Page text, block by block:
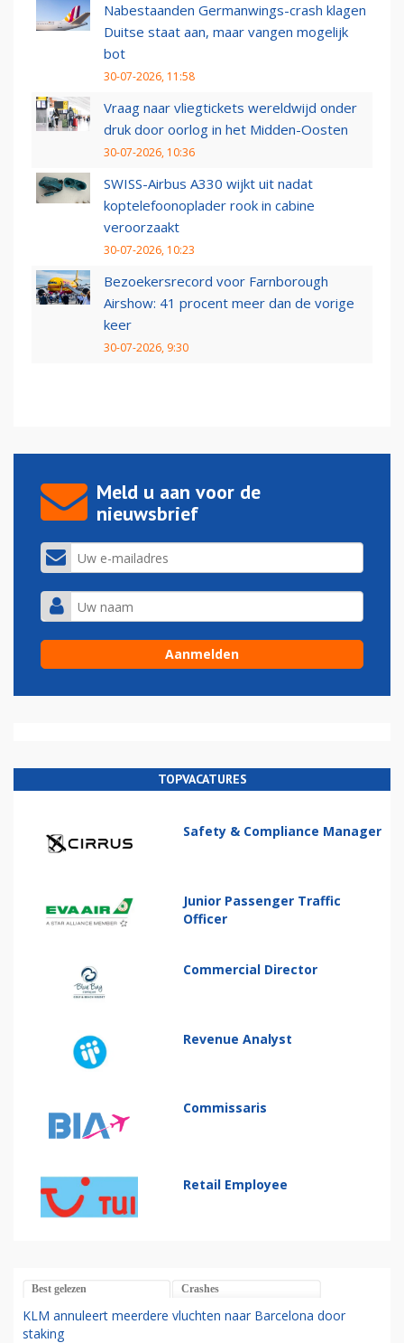
Nabestaanden Germanwings-crash klagen
Duitse staat aan, maar vangen mogelijk
bot
30-07-2026, 11:58
Vraag naar vliegtickets wereldwijd onder
druk door oorlog in het Midden-Oosten
30-07-2026, 10:36
SWISS-Airbus A330 wijkt uit nadat
koptelefoonoplader rook in cabine
veroorzaakt
30-07-2026, 10:23
Bezoekersrecord voor Farnborough
Airshow: 41 procent meer dan de vorige
keer
30-07-2026, 9:30
Meld u aan voor de
nieuwsbrief
TOPVACATURES
Safety & Compliance Manager
Junior Passenger Traffic
Officer
Commercial Director
Revenue Analyst
Commissaris
Retail Employee
Best gelezen Crashes
KLM annuleert meerdere vluchten naar Barcelona door
staking